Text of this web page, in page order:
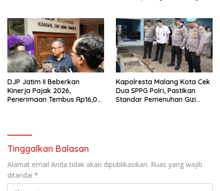
DJP Jatim II Beberkan
Kinerja Pajak 2026,
Penerimaan Tembus Rp16,08
Kapolresta Malang Kota Cek
Dua SPPG Polri, Pastikan
Standar Pemenuhan Gizi
Tinggalkan Balasan
Alamat email Anda tidak akan dipublikasikan. Ruas yang wajib
ditandai *